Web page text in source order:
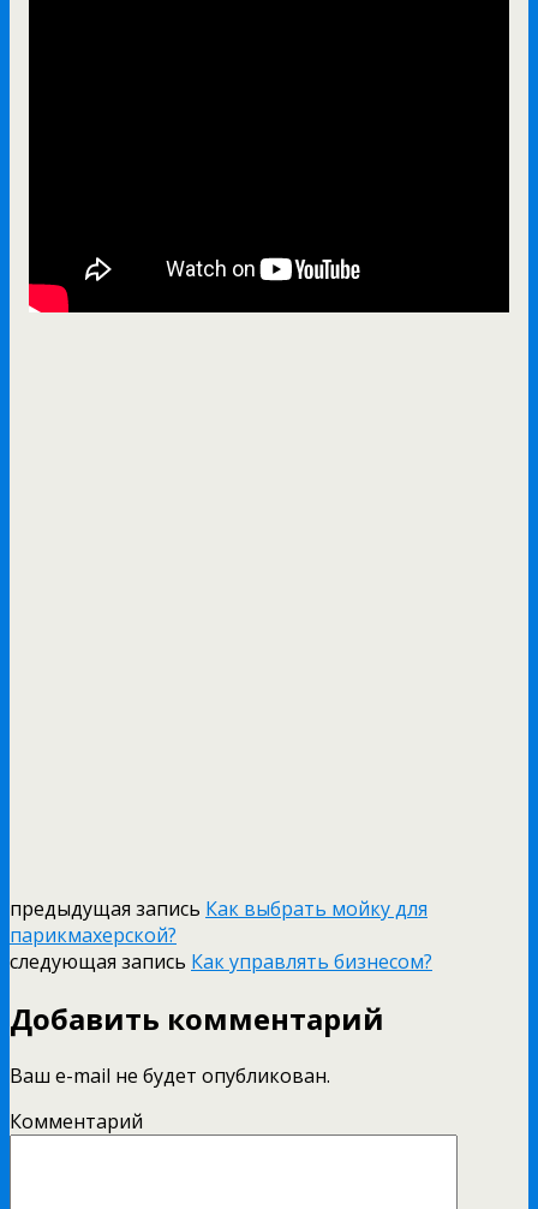
предыдущая запись Как выбрать мойку для
парикмахерской?
следующая запись Как управлять бизнесом?
Добавить комментарий
Ваш e-mail не будет опубликован.
Комментарий